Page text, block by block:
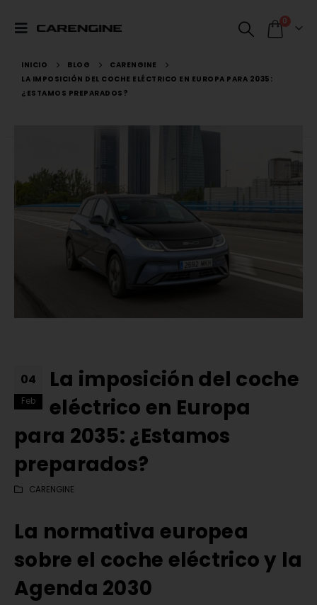
0
INICIO BLOG
CARENGINE
LA IMPOSICIÓN DEL COCHE ELÉCTRICO EN EUROPA PARA 2035:
¿ESTAMOS PREPARADOS?
04
Feb
La imposición del coche
eléctrico en Europa
para 2035: ¿Estamos
preparados?
CARENGINE
La normativa europea
sobre el coche eléctrico y la
Agenda 2030
Matrícula Acrílica para
Ciclomotor y Patinete: